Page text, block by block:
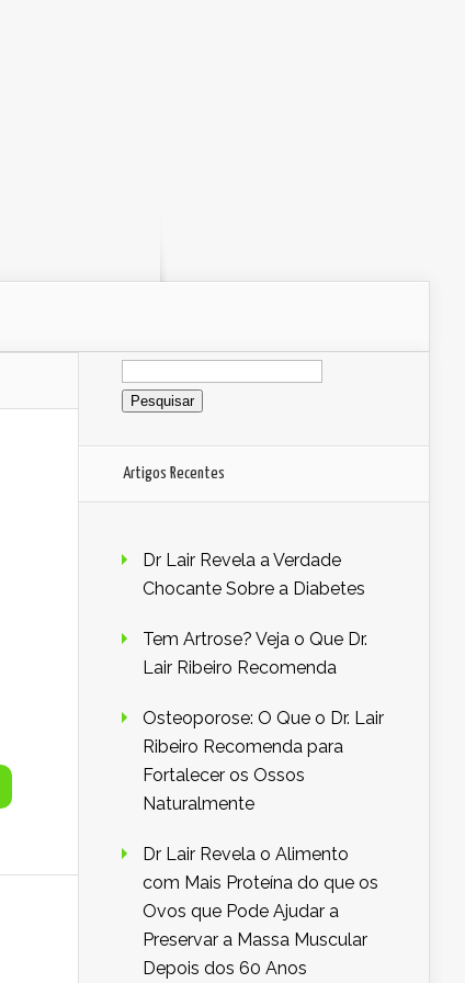
Pesquisar
por:
Artigos Recentes
Dr Lair Revela a Verdade
Chocante Sobre a Diabetes
Tem Artrose? Veja o Que Dr.
Lair Ribeiro Recomenda
Osteoporose: O Que o Dr. Lair
Ribeiro Recomenda para
Fortalecer os Ossos
Naturalmente
Dr Lair Revela o Alimento
com Mais Proteína do que os
Ovos que Pode Ajudar a
Preservar a Massa Muscular
Depois dos 60 Anos